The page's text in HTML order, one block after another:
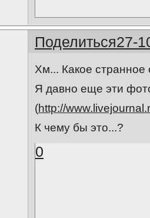
Поделиться27-
Хм... Какое странное
Я давно еще эти
(http://
К чему бы это...?
0